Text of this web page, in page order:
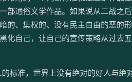
部通俗文学作品。如果说从二战之
的、集权的、没有民主自由的恶的
自己，让自己的宣传策略从过去五
标准，世界上没有绝对的好人与绝